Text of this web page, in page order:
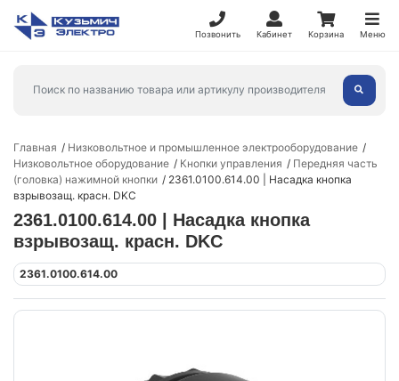
Позвонить Кабинет Корзина Меню
Главная
Низковольтное и промышленное электрооборудование
Низковольтное оборудование
Кнопки управления
Передняя часть
(головка) нажимной кнопки
2361.0100.614.00 | Насадка кнопка
взрывозащ. красн. DKC
2361.0100.614.00 | Насадка кнопка
взрывозащ. красн. DKC
2361.0100.614.00